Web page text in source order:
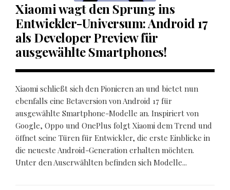
Xiaomi wagt den Sprung ins
Entwickler-Universum: Android 17
als Developer Preview für
ausgewählte Smartphones!
Xiaomi schließt sich den Pionieren an und bietet nun
ebenfalls eine Betaversion von Android 17 für
ausgewählte Smartphone-Modelle an. Inspiriert von
Google, Oppo und OnePlus folgt Xiaomi dem Trend und
öffnet seine Türen für Entwickler, die erste Einblicke in
die neueste Android-Generation erhalten möchten.
Unter den Auserwählten befinden sich Modelle...